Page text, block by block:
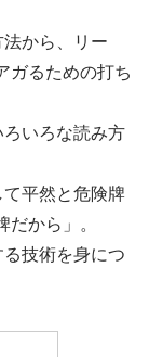
から、リー
ガるための打ち
いろな読み方
平然と危険牌
から」。
技術を身につ